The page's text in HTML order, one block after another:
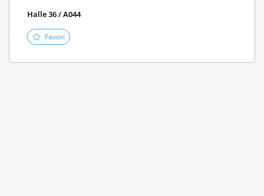
Halle 36 / A044
Favori